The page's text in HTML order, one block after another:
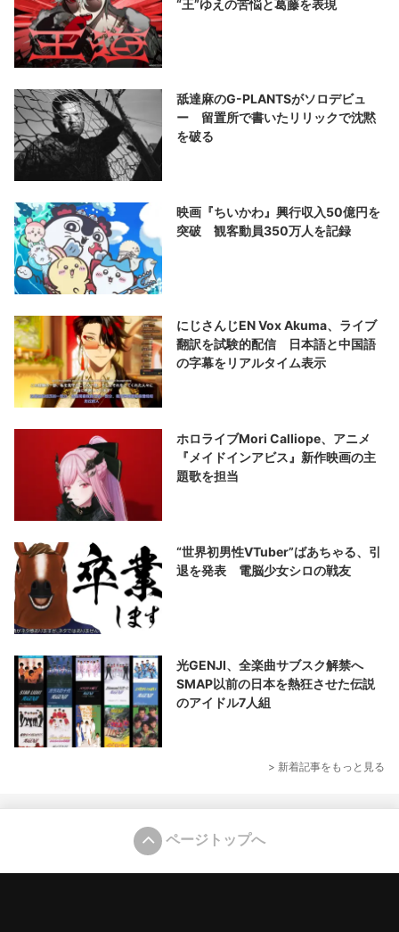
“王”ゆえの苦悩と葛藤を表現
舐達麻のG-PLANTSがソロデビュ
ー 留置所で書いたリリックで沈黙
を破る
映画『ちいかわ』興行収入50億円を
突破 観客動員350万人を記録
にじさんじEN Vox Akuma、ライブ
翻訳を試験的配信 日本語と中国語
の字幕をリアルタイム表示
ホロライブMori Calliope、アニメ
『メイドインアビス』新作映画の主
題歌を担当
“世界初男性VTuber”ばあちゃる、引
退を発表 電脳少女シロの戦友
光GENJI、全楽曲サブスク解禁へ
SMAP以前の日本を熱狂させた伝説
のアイドル7人組
> 新着記事をもっと見る
ページトップへ